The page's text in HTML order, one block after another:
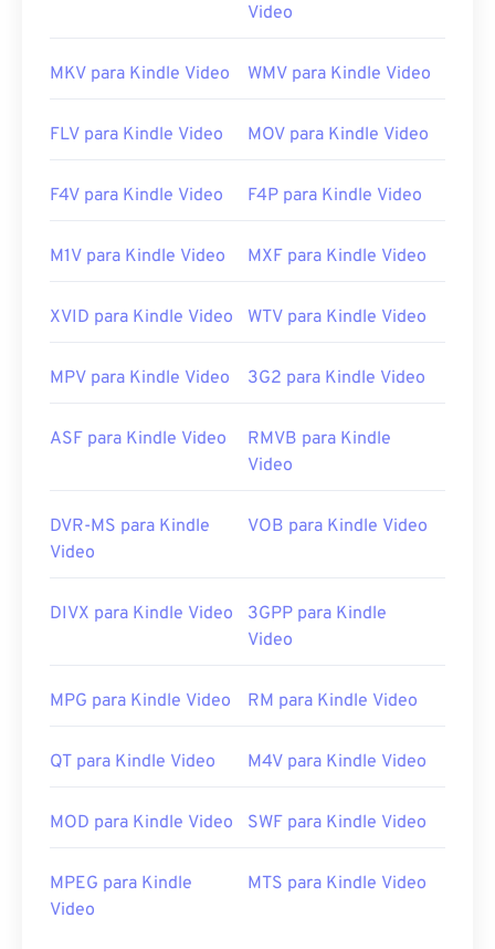
Video
MKV para Kindle Video WMV para Kindle Video
FLV para Kindle Video MOV para Kindle Video
F4V para Kindle Video F4P para Kindle Video
M1V para Kindle Video MXF para Kindle Video
XVID para Kindle Video WTV para Kindle Video
MPV para Kindle Video 3G2 para Kindle Video
ASF para Kindle Video
RMVB para Kindle
Video
DVR-MS para Kindle
Video
VOB para Kindle Video
DIVX para Kindle Video
3GPP para Kindle
Video
MPG para Kindle Video RM para Kindle Video
QT para Kindle Video M4V para Kindle Video
MOD para Kindle Video SWF para Kindle Video
MPEG para Kindle
Video
MTS para Kindle Video